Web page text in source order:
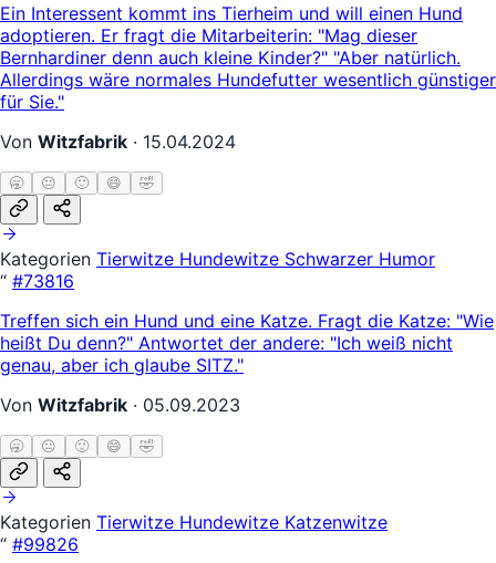
Ein Interessent kommt ins Tierheim und will einen Hund
adoptieren. Er fragt die Mitarbeiterin: "Mag dieser
Bernhardiner denn auch kleine Kinder?" "Aber natürlich.
Allerdings wäre normales Hundefutter wesentlich günstiger
für Sie."
Von Witzfabrik · 15.04.2024
🥱 😐 🙂 😄 🤣
Kategorien Tierwitze Hundewitze Schwarzer Humor
“ #73816
Treffen sich ein Hund und eine Katze. Fragt die Katze: "Wie
heißt Du denn?" Antwortet der andere: "Ich weiß nicht
genau, aber ich glaube SITZ."
Von Witzfabrik · 05.09.2023
🥱 😐 🙂 😄 🤣
Kategorien Tierwitze Hundewitze Katzenwitze
“ #99826